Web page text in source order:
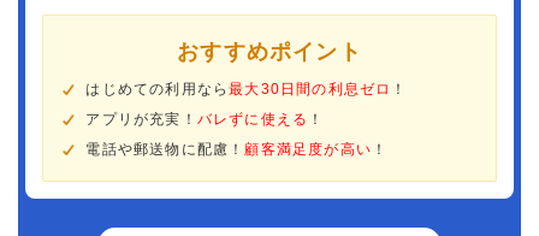
おすすめポイント
はじめての利用なら最大30日間の利息ゼロ ！
アプリが充実！ バレずに使える ！
電話や郵送物に配慮！顧客満足度が高い ！